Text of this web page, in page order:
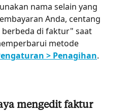
nama selain yang
Anda, centang
di faktur" saat
metode
> Penagihan.
mengedit faktur